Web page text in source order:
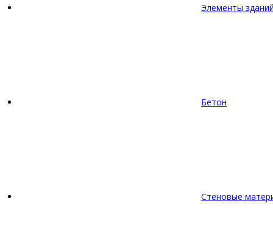
Элементы
Бетон
Стеновые